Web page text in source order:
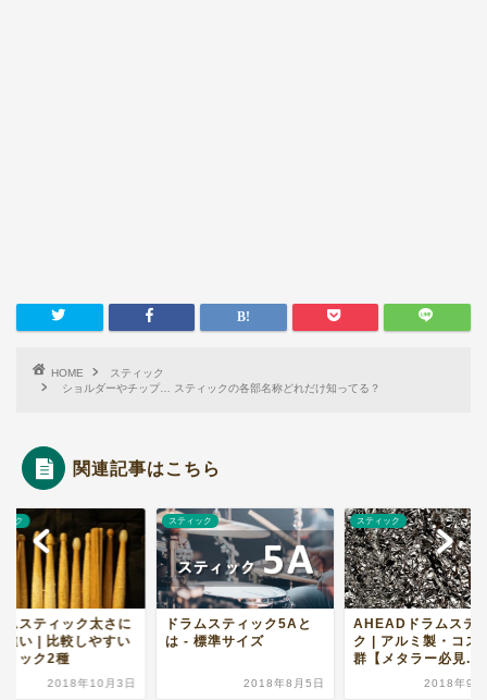
HOME
スティック
ショルダーやチップ… スティックの各部名称どれだけ知ってる？
関連記事はこちら
ック
ムスティック太さに
違い | 比較しやすい
ィック2種
2018年10月3日
スティック
ドラムスティック5Aと
は - 標準サイズ
2018年8月5日
スティック
AHEADドラムステ
ク | アルミ製・コス
群【メタラー必見...
2018年9